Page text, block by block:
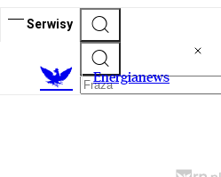
Serwisy
Energianews